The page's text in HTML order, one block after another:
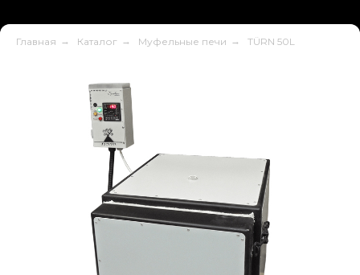
Главная → Каталог → Муфельные печи → TÜRN 50L